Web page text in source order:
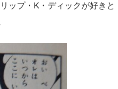
ップ・K・ディックが好きと